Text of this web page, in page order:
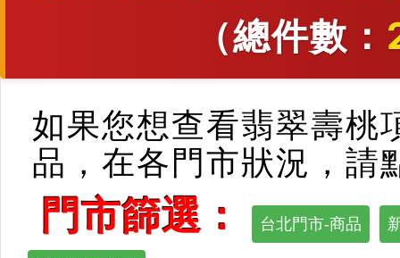
（總件數：
如果您想查看翡翠壽桃
品，在各門市狀況，請
門市篩選： 台北門市-商品